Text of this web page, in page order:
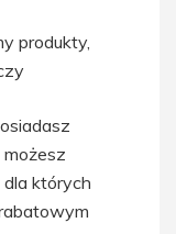
produkty,
których